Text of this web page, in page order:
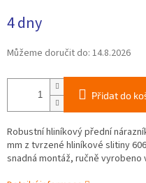
cena:
4 dny
Můžeme doručit do: 14.8.2026
Přidat do
Robustní hliníkový přední
mm z tvrzené hliníkové slitiny
snadná montáž, ručně vyrobeno